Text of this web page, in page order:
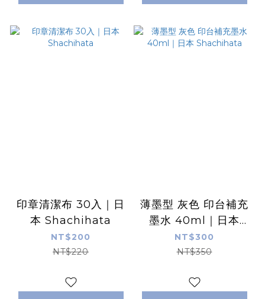
印章清潔布 30入｜日
本 Shachihata
NT$200
NT$220
薄墨型 灰色 印台補充
墨水 40ml｜日本
Shachihata
NT$300
NT$350